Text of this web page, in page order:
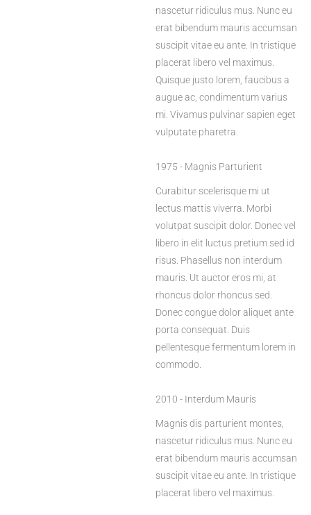
nascetur ridiculus mus. Nunc eu
erat bibendum mauris accumsan
suscipit vitae eu ante. In tristique
placerat libero vel maximus.
Quisque justo lorem, faucibus a
augue ac, condimentum varius
mi. Vivamus pulvinar sapien eget
vulputate pharetra.
1975 - Magnis Parturient
Curabitur scelerisque mi ut
lectus mattis viverra. Morbi
volutpat suscipit dolor. Donec vel
libero in elit luctus pretium sed id
risus. Phasellus non interdum
mauris. Ut auctor eros mi, at
rhoncus dolor rhoncus sed.
Donec congue dolor aliquet ante
porta consequat. Duis
pellentesque fermentum lorem in
commodo.
2010 - Interdum Mauris
Magnis dis parturient montes,
nascetur ridiculus mus. Nunc eu
erat bibendum mauris accumsan
suscipit vitae eu ante. In tristique
placerat libero vel maximus.